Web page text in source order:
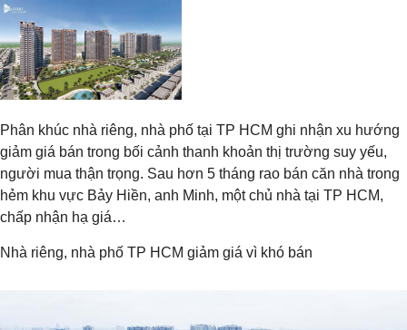
Phân khúc nhà riêng, nhà phố tại TP HCM ghi nhận xu hướng
giảm giá bán trong bối cảnh thanh khoản thị trường suy yếu,
người mua thận trọng. Sau hơn 5 tháng rao bán căn nhà trong
hẻm khu vực Bảy Hiền, anh Minh, một chủ nhà tại TP HCM,
chấp nhận hạ giá…
Nhà riêng, nhà phố TP HCM giảm giá vì khó bán